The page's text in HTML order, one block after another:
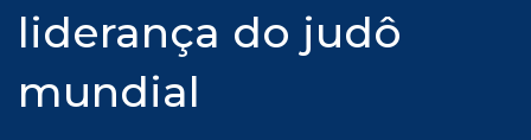
liderança do judô
mundial